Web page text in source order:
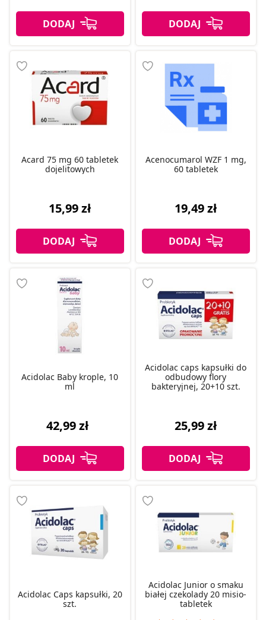
Acard 75 mg 60 tabletek
dojelitowych
15,99 zł
Acenocumarol WZF 1 mg,
60 tabletek
19,49 zł
Acidolac Baby krople, 10
ml
42,99 zł
Acidolac caps kapsułki do
odbudowy flory
bakteryjnej, 20+10 szt.
25,99 zł
Acidolac Caps kapsułki, 20
szt.
Acidolac Junior o smaku
białej czekolady 20 misio-
tabletek